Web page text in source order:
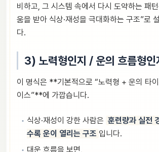
비하고, 그 시스템 속에서 다시 도약하는 패
움을 받아 식상·재성을 극대화하는 구조”로
다.
3) 노력형인지 / 운의 흐름형인
이 명식은 **기본적으로 “노력형 + 운의 타
이스”**에 가깝습니다.
식상·재성이 강한 사람은 훈련량과 실전
수록 운이 열리는 구조 입니다.
대운 흐름을 보면,